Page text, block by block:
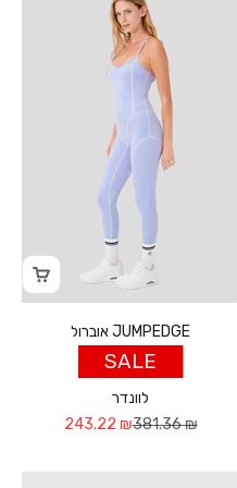
אוברול JUMPEDGE
SALE
לוונדר
Sale price
243.22 ₪Regular price
381.36 ₪